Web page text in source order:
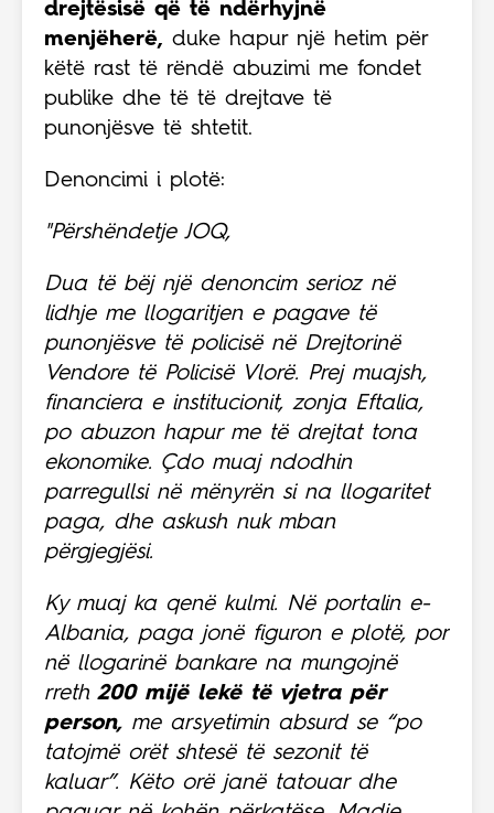
drejtësisë që të ndërhyjnë
menjëherë, duke hapur një hetim për
këtë rast të rëndë abuzimi me fondet
publike dhe të të drejtave të
punonjësve të shtetit.
Denoncimi i plotë:
"Përshëndetje JOQ,
Dua të bëj një denoncim serioz në
lidhje me llogaritjen e pagave të
punonjësve të policisë në Drejtorinë
Vendore të Policisë Vlorë. Prej muajsh,
financiera e institucionit, zonja Eftalia,
po abuzon hapur me të drejtat tona
ekonomike. Çdo muaj ndodhin
parregullsi në mënyrën si na llogaritet
paga, dhe askush nuk mban
përgjegjësi.
Ky muaj ka qenë kulmi. Në portalin e-
Albania, paga jonë figuron e plotë, por
në llogarinë bankare na mungojnë
rreth 200 mijë lekë të vjetra për
person, me arsyetimin absurd se “po
tatojmë orët shtesë të sezonit të
kaluar”. Këto orë janë tatouar dhe